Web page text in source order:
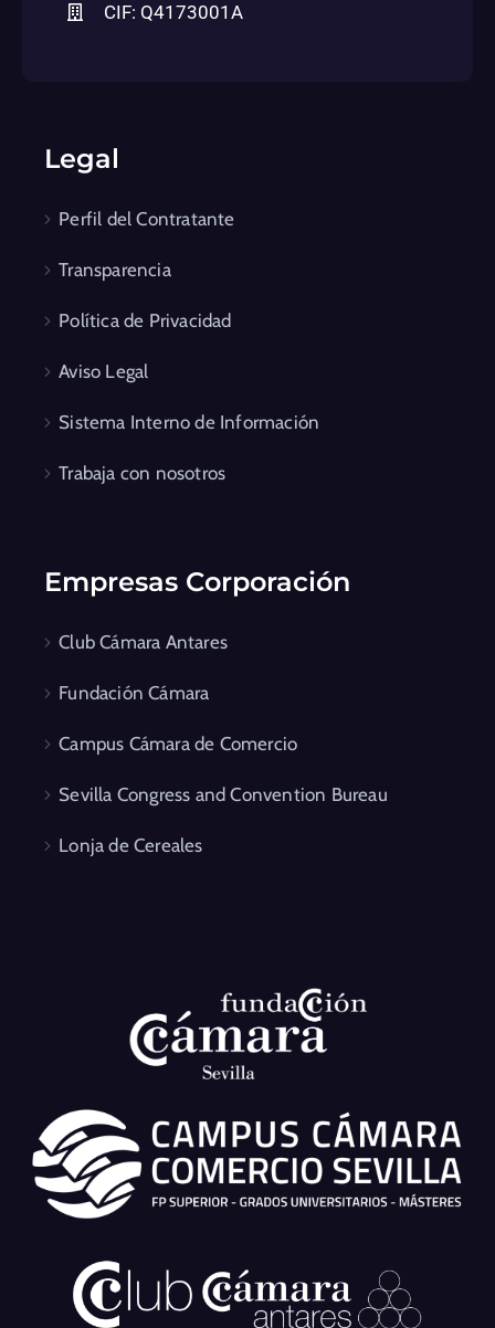
CIF: Q4173001A
Legal
Perfil del Contratante
Transparencia
Política de Privacidad
Aviso Legal
Sistema Interno de Información
Trabaja con nosotros
Empresas Corporación
Club Cámara Antares
Fundación Cámara
Campus Cámara de Comercio
Sevilla Congress and Convention Bureau
Lonja de Cereales